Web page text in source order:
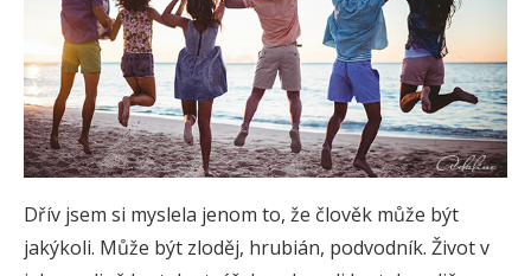
Dřív jsem si myslela jenom to, že člověk může být
jakýkoli. Může být zloděj, hrubián, podvodník. Život v